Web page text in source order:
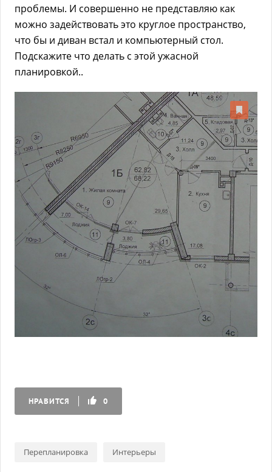
проблемы. И совершенно не представляю как
можно задействовать это круглое пространство,
что бы и диван встал и компьютерный стол.
Подскажите что делать с этой ужасной
планировкой..
НРАВИТСЯ 0
Перепланировка Интерьеры